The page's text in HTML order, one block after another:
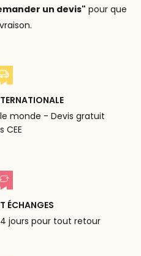
un devis" pour que
monde - Devis gratuit
CEE
ÉCHANGES
jours pour tout retour